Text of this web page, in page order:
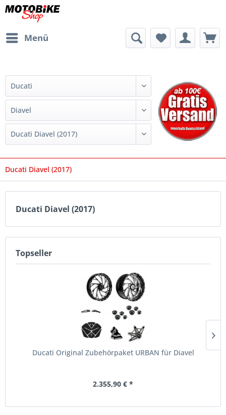
Menü
Ducati Diavel (2017)
Ducati Diavel (2017)
Topseller
Ducati Original Zubehörpaket URBAN für Diavel
2.355,90 € *